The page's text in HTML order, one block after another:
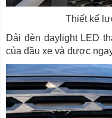
Thiết kế
Dải đèn daylight LED
của đầu xe và được